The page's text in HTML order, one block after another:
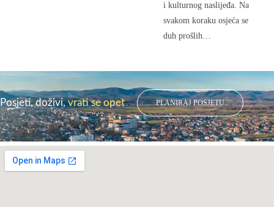
i kulturnog naslijeđa. Na
svakom koraku osjeća se
duh prošlih…
Posjeti, doživi,vrati se opet PLANIRAJ POSJETU